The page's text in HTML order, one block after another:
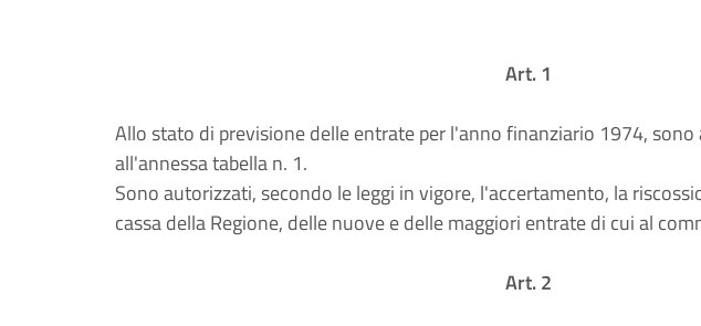
Art. 1
Allo stato di previsione delle entrate per l'anno finanziario 1974,
all'annessa tabella n. 1.
Sono autorizzati, secondo le leggi in vigore, l'accertamento, la
cassa della Regione, delle nuove e delle maggiori entrate di cui al
Art. 2